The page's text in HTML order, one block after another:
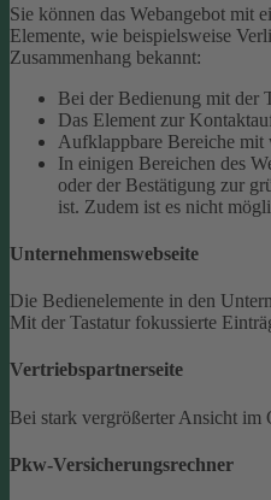
Sie können das Webangebot mit
Elemente, wie beispielsweise
Zusammenhang bekannt:
Bei der Bedienung mit der
Das Element zur
Aufklappbare Bereiche mit
In einigen Bereichen des
oder der Bestätigung zur
ist. Zudem ist es nicht
Unternehmenswebseite
Die Bedienelemente in den
Mit der Tastatur fokussierte
Vertriebspartnerseite
Bei stark vergrößerter Ansicht im
Pkw-Versicherungsrechner